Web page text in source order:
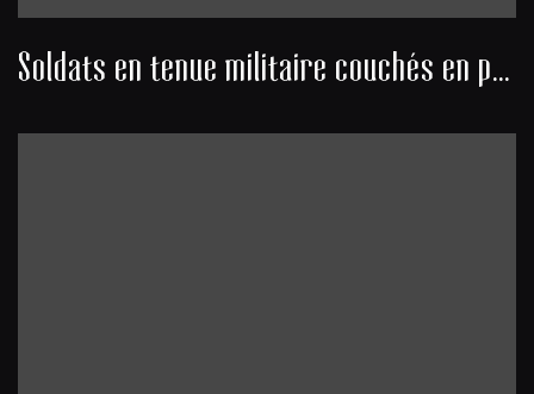
Soldats en tenue militaire couchés en position de tir dans le désert